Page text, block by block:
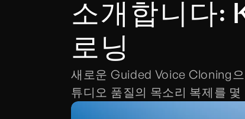
소개합니다:
로닝
새로운 Guided Voice Cloning
튜디오 품질의 목소리 복제를